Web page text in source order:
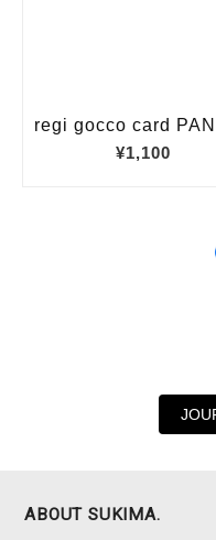
ABOUT SUKIMA.